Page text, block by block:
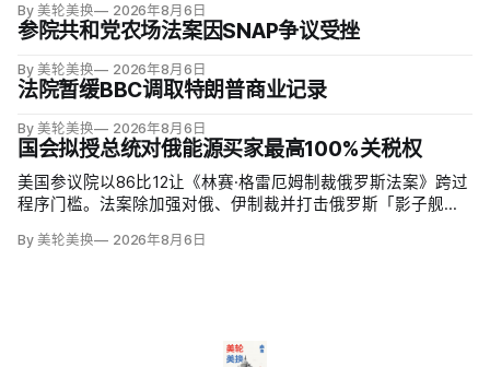
By 美轮美换 2026年8月6日
参院共和党农场法案因SNAP争议受挫
By 美轮美换 2026年8月6日
法院暂缓BBC调取特朗普商业记录
By 美轮美换 2026年8月6日
国会拟授总统对俄能源买家最高100%关税权
美国参议院以86比12让《林赛·格雷厄姆制裁俄罗斯法案》跨过
程序门槛。法案除加强对俄、伊制裁并打击俄罗斯「影子舰
把俄罗斯原油或天然气五大进口方的税率在0至100%之间调
By 美轮美换 2026年8月6日